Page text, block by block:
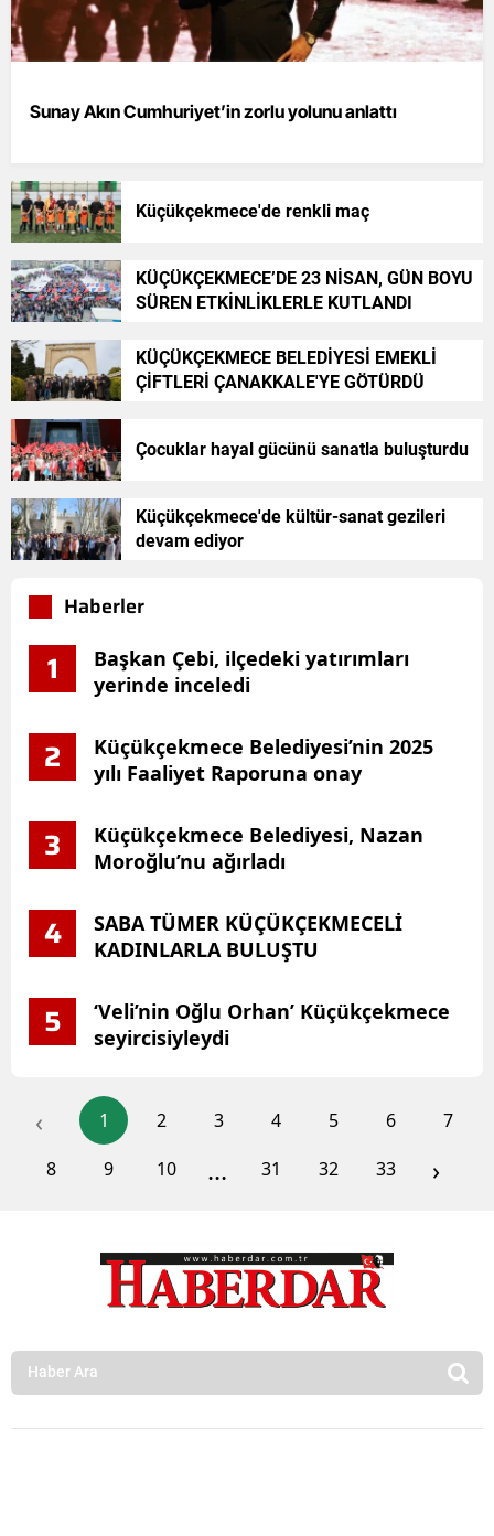
Sunay Akın Cumhuriyet’in zorlu yolunu anlattı
Küçükçekmece'de renkli maç
KÜÇÜKÇEKMECE’DE 23 NİSAN, GÜN BOYU
SÜREN ETKİNLİKLERLE KUTLANDI
KÜÇÜKÇEKMECE BELEDİYESİ EMEKLİ
ÇİFTLERİ ÇANAKKALE'YE GÖTÜRDÜ
Çocuklar hayal gücünü sanatla buluşturdu
Küçükçekmece'de kültür-sanat gezileri
devam ediyor
Haberler
1
Başkan Çebi, ilçedeki yatırımları
yerinde inceledi
2
Küçükçekmece Belediyesi’nin 2025
yılı Faaliyet Raporuna onay
3
Küçükçekmece Belediyesi, Nazan
Moroğlu’nu ağırladı
4
SABA TÜMER KÜÇÜKÇEKMECELİ
KADINLARLA BULUŞTU
5
‘Veli’nin Oğlu Orhan’ Küçükçekmece
seyircisiyleydi
‹ 1 2 3 4 5 6
7
8
9 10 ... 31 32 33 ›